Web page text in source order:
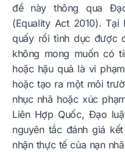
đề này thông qua
(Equality Act 2010).
quấy rối tình dục được
không mong muốn có
hoặc hậu quả là vi
hoặc tạo ra một môi
nhục nhã hoặc xúc
Liên Hợp Quốc, Đạo
nguyên tắc đánh giá
nhận thực tế của nạn